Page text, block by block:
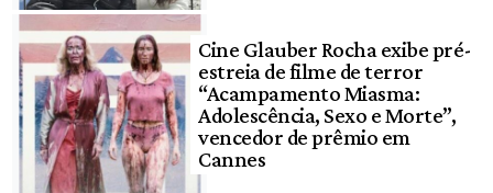
Cine Glauber Rocha exibe pré-
estreia de filme de terror
“Acampamento Miasma:
Adolescência, Sexo e Morte”,
vencedor de prêmio em
Cannes